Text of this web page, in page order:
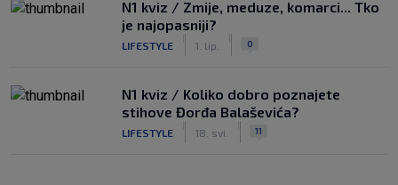
N1 kviz / Zmije, meduze, komarci... Tko
je najopasniji?
LIFESTYLE 1. lip. 0
N1 kviz / Koliko dobro poznajete
stihove Đorđa Balaševića?
LIFESTYLE 18. svi. 11